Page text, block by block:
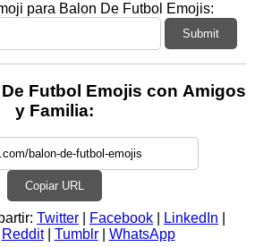
para Balon De Futbol Emojis:
Submit
Futbol Emojis con Amigos
y Familia:
Copiar URL
Twitter Facebook LinkedIn
Reddit| Tumblr| WhatsApp